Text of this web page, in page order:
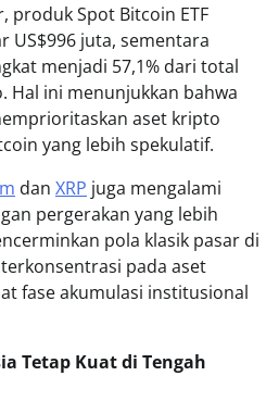
produk Spot Bitcoin ETF
US$996 juta, sementara
menjadi 57,1% dari total
Hal ini menunjukkan bahwa
aset kripto
yang lebih spekulatif.
dan XRP juga mengalami
pergerakan yang lebih
pola klasik pasar di
pada aset
fase akumulasi institusional
Tetap Kuat di Tengah